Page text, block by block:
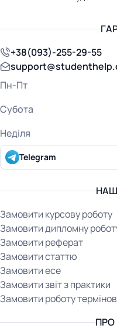
Замовити курсову роботу
Замовити дипломну
Замовити реферат
Замовити статтю
Замовити есе
Замовити звіт з практики
Замовити роботу
ПРО
+38(093)-255-29-55
Пн-Пт
Субота
Неділя
Telegram